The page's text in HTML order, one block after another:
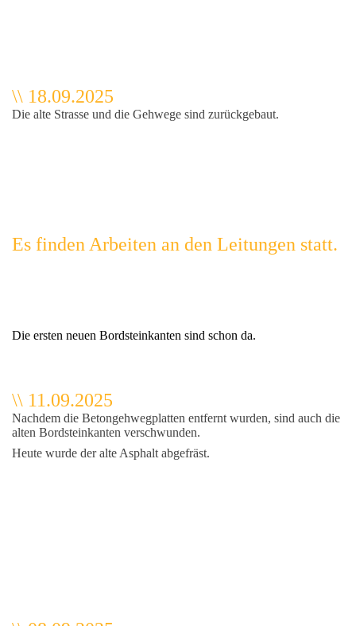
\\ 18.09.2025
Die alte Strasse und die Gehwege sind zurückgebaut.
Es finden Arbeiten an den Leitungen statt.
Die ersten neuen Bordsteinkanten sind schon da.
\\ 11.09.2025
Nachdem die Betongehwegplatten entfernt wurden, sind auch die
alten Bordsteinkanten verschwunden.
Heute wurde der alte Asphalt abgefräst.